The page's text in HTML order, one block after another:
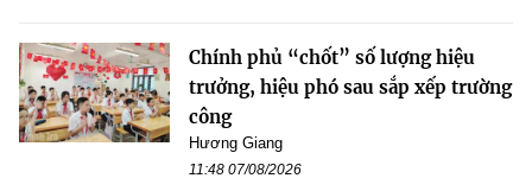
Chính phủ “chốt” số lượng hiệu
trưởng, hiệu phó sau sắp xếp trường
công
Hương Giang
11:48 07/08/2026